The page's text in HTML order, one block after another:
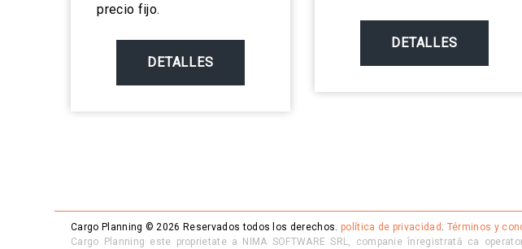
precio fijo.
DETALLES
DETALLES
Cargo Planning ©2026 Reservados todos los derechos. política de privacidad . Términos y
Cargo Planning este proprietate a NIMA SOFTWARE SRL, companie înregistrată ca